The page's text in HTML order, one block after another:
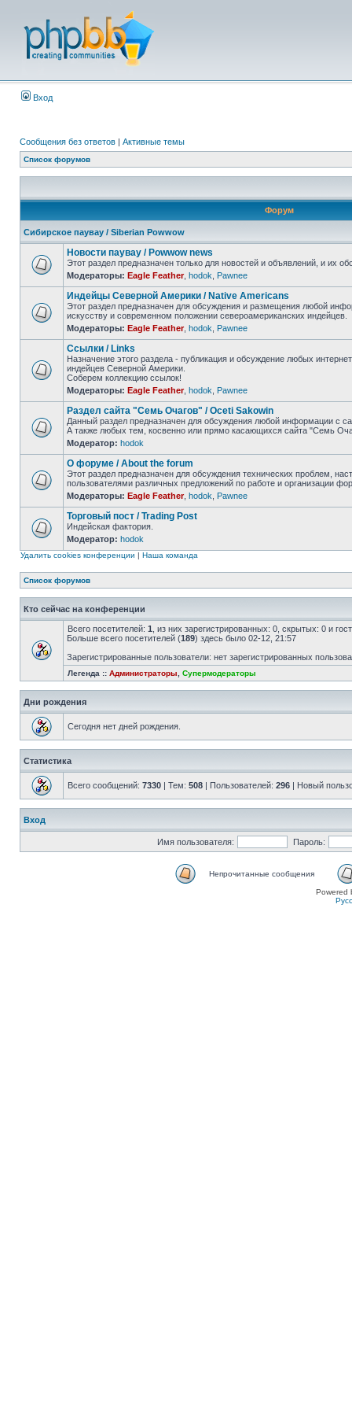
Вход
Сообщения без ответов | Активные темы
Список форумов
Форум
Сибирское паувау / Siberian Powwow
Новости паувау / Powwow news
Этот раздел предназначен только для новостей и объявлений, и их
Модераторы: Eagle Feather, hodok Pawnee
Индейцы Северной Америки / Native Americans
Этот раздел предназначен для обсуждения и размещения любой
искусству и современном положении североамериканских индейцев.
Модераторы: Eagle Feather, hodok Pawnee
Ссылки / Links
Назначение этого раздела - публикация и обсуждение любых
индейцев Северной Америки.
Соберем коллекцию ссылок!
Модераторы: Eagle Feather, hodok Pawnee
Раздел сайта "Семь Очагов" / Oceti Sakowin
Данный раздел предназначен для обсуждения любой информации с
А также любых тем, косвенно или прямо касающихся сайта "Семь
Модератор: hodok
О форуме / About the forum
Этот раздел предназначен для обсуждения технических проблем,
пользователями различных предложений по работе и организации
Модераторы: Eagle Feather, hodok Pawnee
Торговый пост / Trading Post
Индейская фактория.
Модератор: hodok
Удалить cookies конференции | Наша команда
Список форумов
Кто сейчас на конференции
Всего посетителей: 1 , из них зарегистрированных: 0, скрытых: 0 и
Больше всего посетителей (189) здесь было 02-12, 21:57
Зарегистрированные пользователи: нет зарегистрированных
Легенда :: Администраторы Супермодераторы
Дни рождения
Сегодня нет дней рождения.
Статистика
Всего сообщений: 7330 | Тем: 508 | Пользователей: 296 | Новый
Вход
Имя пользователя: Пароль:
Непрочитанные сообщения
Powered